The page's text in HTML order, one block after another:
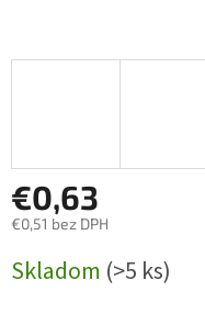
€0,63
€0,51 bez DPH
cena:
Skladom (>5 ks)